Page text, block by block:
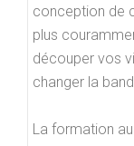
conception de
plus
découper vos
changer la
La formation